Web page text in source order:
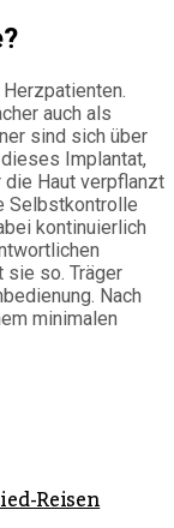
auch als
sind sich über
Implantat,
die Haut verpflanzt
Selbstkontrolle
kontinuierlich
sie so. Träger
Nach
minimalen
Reisen